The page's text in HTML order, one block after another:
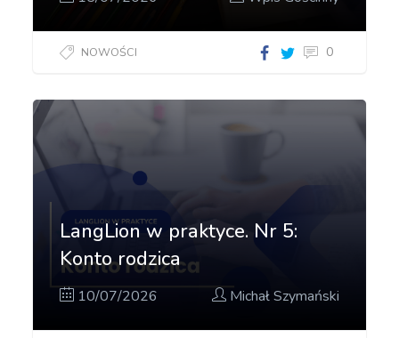
NOWOŚCI 0
LangLion w praktyce. Nr 5:
Konto rodzica
10/07/2026 Michał Szymański